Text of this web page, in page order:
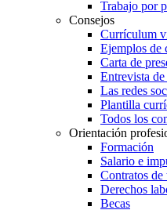
Trabajo por
Consejos
Currículum
Ejemplos de
Carta de
Entrevista
Las redes
Plantilla
Todos los
Orientación
Formación
Salario e
Contratos de
Derechos
Becas